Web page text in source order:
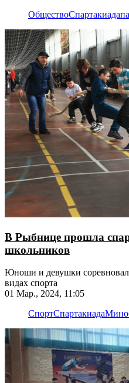
ОбществоСпартакиада
В Рыбнице прошла
школьников
Юноши и девушки
видах спорта
01 Мар., 2024, 11:05
СпортСпартакиада